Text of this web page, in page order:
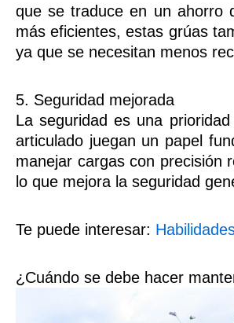
que se traduce en un ahorro
más eficientes, estas grúas
ya que se necesitan menos
5. Seguridad mejorada
La seguridad es una
articulado juegan un papel
manejar cargas con precisión
lo que mejora la seguridad
Te puede interesar:
¿Cuándo se debe hacer